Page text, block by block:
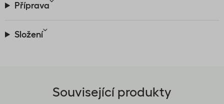
Příprava
Složení
Související produkty